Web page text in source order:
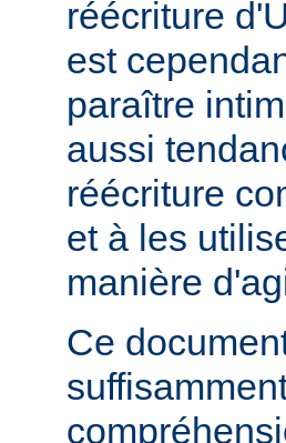
réécriture
est
paraître
aussi
réécriture
et à les
manière
Ce